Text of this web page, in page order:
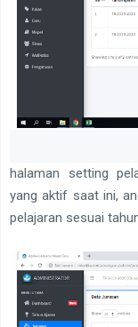
halaman setting
yang aktif saat ini,
pelajaran sesuai